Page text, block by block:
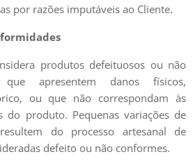
por razões imputáveis ao Cliente.
produtos defeituosos ou não
que apresentem danos físicos,
ou que não correspondam às
do produto. Pequenas variações de
do processo artesanal de
defeito ou não conformes.